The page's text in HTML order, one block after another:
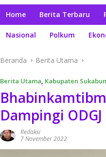
Home Berita Terbaru
Nasional Polkum
Beranda Berita Utama
Berita Utama, Kabupaten
Dampingi
Redaksi
7 November 2022